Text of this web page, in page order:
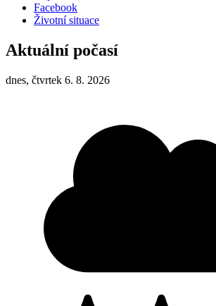
Facebook
Životní situace
Aktuální počasí
dnes, čtvrtek 6. 8. 2026